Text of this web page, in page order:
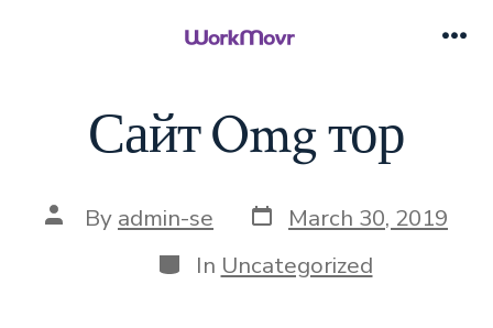
Сайт Omg тор
Post
author
By admin-se Post
date
March 30, 2019
Categories
In Uncategorized